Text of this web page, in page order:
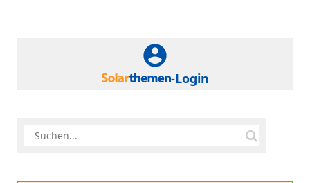
-Login